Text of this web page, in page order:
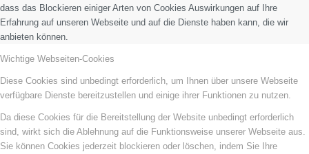
dass das Blockieren einiger Arten von Cookies Auswirkungen auf Ihre
Erfahrung auf unseren Webseite und auf die Dienste haben kann, die wir
anbieten können.
Wichtige Webseiten-Cookies
Diese Cookies sind unbedingt erforderlich, um Ihnen über unsere Webseite
verfügbare Dienste bereitzustellen und einige ihrer Funktionen zu nutzen.
Da diese Cookies für die Bereitstellung der Website unbedingt erforderlich
sind, wirkt sich die Ablehnung auf die Funktionsweise unserer Webseite aus.
Sie können Cookies jederzeit blockieren oder löschen, indem Sie Ihre